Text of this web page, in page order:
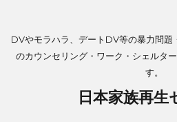
DVやモラハラ、デートDV等の暴力問題
のカウンセリング・ワーク・シェルタ
す。
日本家族再生